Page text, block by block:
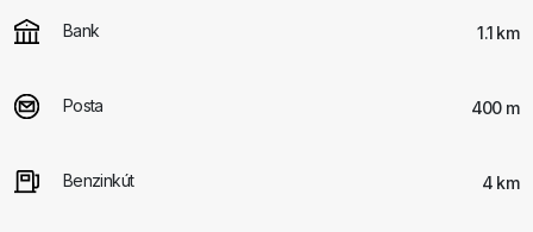
Bank 1.1 km
Posta 400 m
Benzinkút 4 km